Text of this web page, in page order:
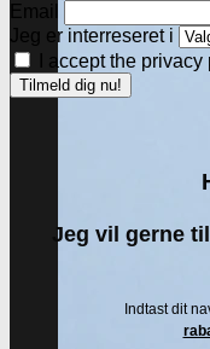
Email
Jeg er interreseret i
I accept the privacy
Jeg vil gerne
Indtast dit